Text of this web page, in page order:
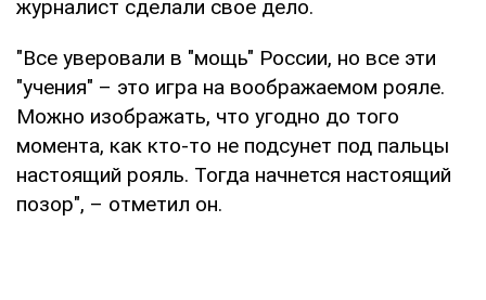
журналист сделали свое дело.
"Все уверовали в "мощь" России, но все эти
"учения" – это игра на воображаемом рояле.
Можно изображать, что угодно до того
момента, как кто-то не подсунет под пальцы
настоящий рояль. Тогда начнется настоящий
позор", – отметил он.